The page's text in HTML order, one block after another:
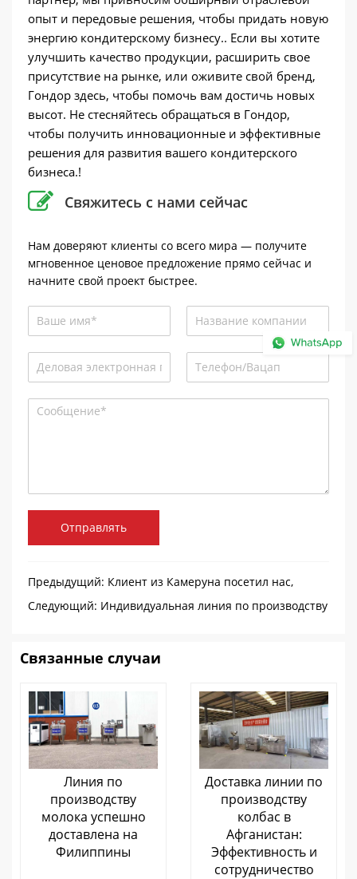
опыт и передовые решения, чтобы придать новую
энергию кондитерскому бизнесу.. Если вы хотите
улучшить качество продукции, расширить свое
присутствие на рынке, или оживите свой бренд,
Гондор здесь, чтобы помочь вам достичь новых
высот. Не стесняйтесь обращаться в Гондор,
чтобы получить инновационные и эффективные
решения для развития вашего кондитерского
бизнеса.!
Свяжитесь с нами сейчас
Нам доверяют клиенты со всего мира — получите
мгновенное ценовое предложение прямо сейчас и
начните свой проект быстрее.
Отправлять
Предыдущий: Клиент из Камеруна посетил нас,
чтобы купить линию по производству наполнения
Следующий: Индивидуальная линия по производству
Связанные случаи
Линия по
производству
молока успешно
доставлена ​​на
Филиппины
Доставка линии по
производству
колбас в
Афганистан:
Эффективность и
сотрудничество